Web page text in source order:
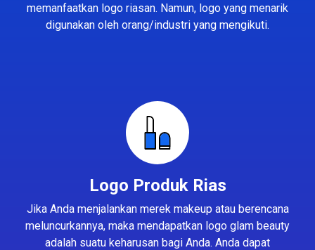
memanfaatkan logo riasan. Namun, logo yang menarik
digunakan oleh orang/industri yang mengikuti.
Logo Produk Rias
Jika Anda menjalankan merek makeup atau berencana
meluncurkannya, maka mendapatkan logo glam beauty
adalah suatu keharusan bagi Anda. Anda dapat